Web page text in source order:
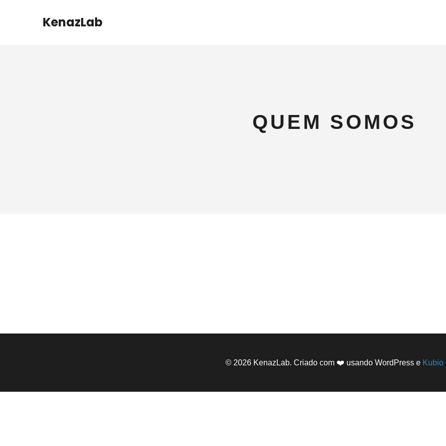
KenazLab
QUEM SOMOS
© 2026 KenazLab. Criado com ❤️ usando WordPress e Kubio